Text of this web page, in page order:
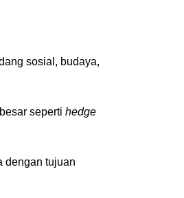
sosial, budaya,
seperti hedge
dengan tujuan